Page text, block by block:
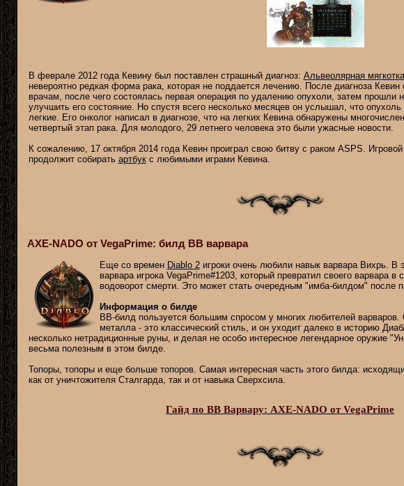
В феврале 2012 года Кевину был поставлен страшный диагноз: Альвеолярная
невероятно редкая форма рака, которая не поддается лечению. После диагноза
врачам, после чего состоялась первая операция по удалению опухоли, затем прошли
улучшить его состояние. Но спустя всего несколько месяцев он услышал, что
легкие. Его онколог написал в диагнозе, что на легких Кевина обнаружены
четвертый этап рака. Для молодого, 29 летнего человека это были ужасные новости.
К сожалению, 17 октября 2014 года Кевин проиграл свою битву с раком ASPS.
продолжит собирать артбукс любимыми играми Кевина.
AXE-NADO от VegaPrime: билд ВВ варвара
Еще со времен Diablo 2игроки очень любили навык варвара Вихрь. В
варвара игрока VegaPrime#1203, который превратил своего варвара в
водоворот смерти. Это может стать очередным "имба-билдом" после
Информация о билде
ВВ-билд пользуется большим спросом у многих любителей
металла - это классический стиль, и он уходит далеко в историю
несколько нетрадиционные руны, и делая не особо интересное легендарное оружие
весьма полезным в этом билде.
Топоры, топоры и еще больше топоров. Самая интересная часть этого билда:
как от уничтожителя Сталгарда, так и от навыка Сверхсила.
Гайд по ВВ Варвару: AXE-NADO от VegaPrime